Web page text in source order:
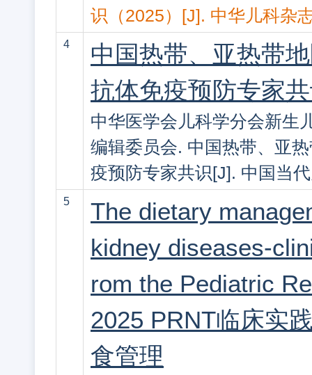
识（2025）[J]. 中华儿科杂
4
中国热带、亚热带
抗体免疫预防专家
中华医学会儿科学分会新生
编辑委员会. 中国热带、亚
疫预防专家共识[J]. 中国当
5
The dietary
kidney diseases-
rom the Pediatric
2025 PRNT临床实
食管理